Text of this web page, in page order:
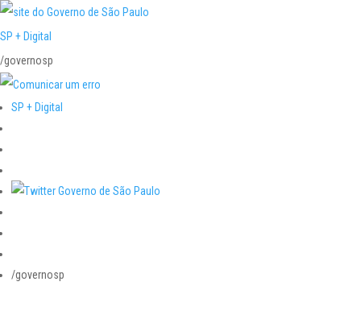
SP + Digital
/governosp
SP + Digital
/governosp